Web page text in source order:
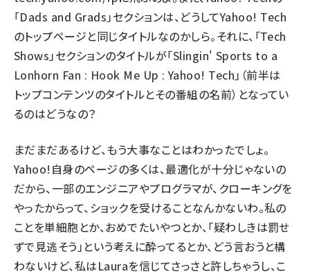
「Dads and Grads」セクションは、どうしてYahoo! Tech
のトップページと同じタイトルなのかしら。それに、「Tech
Shows」セクションのタイトルが「Slingin' Sports to a
Lonhorn Fan : Hook Me Up : Yahoo! Tech」（前半は
トップコンテンツのタイトルとその番組の名前）となってい
るのはどうなの？
まだまだあるけど、もう大事なことはわかったでしょ。
Yahoo!自身のページの多くは、最適化が十分じゃないの
だから、一部のエンジニアやプログラマが、クローキングを
やったからって、ショックを受けることなんかないわ。私の
ことを単細胞とか、おめでたいやつとか、「疑わしきは罰せ
ずで見逃そう」という考えに酔ってるとか、どう言おうと構
わないけど、私はLauraを信じてさっさと許しちゃうし、こ